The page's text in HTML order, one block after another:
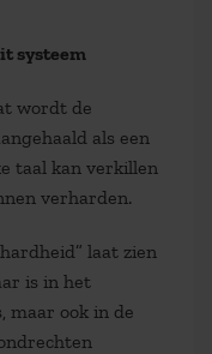
systeem
wordt de
als een
taal kan verkillen
verharden.
laat zien
is in het
maar ook in de